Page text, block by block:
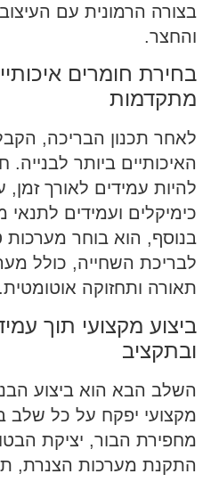
בצורה הרמונית עם
והחצר.
בחירת חומרים
מתקדמות
לאחר תכנון הבריכה,
האיכותיים ביותר לבנייה.
להיות עמידים לאורך זמן,
כימיקלים ועמידים לתנאי
בנוסף, הוא בוחר מערכות
לבריכת השחייה, כולל
תאורה ותחזוקה אוטומטית.
ביצוע מקצועי תוך
ובתקציב
השלב הבא הוא ביצוע
מקצועי יפקח על כל שלב
מחפירת הבור, יציקת
התקנת מערכות הצנרת,